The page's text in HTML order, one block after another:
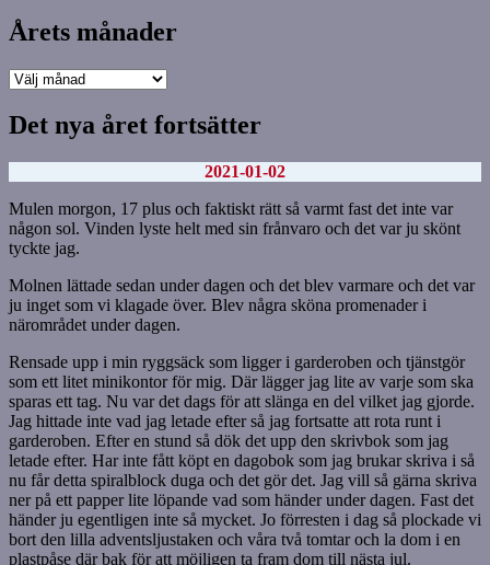
Årets månader
Årets
Det nya året fortsätter
2021-01-02
Mulen morgon, 17 plus och faktiskt rätt så varmt fast det inte var
någon sol. Vinden lyste helt med sin frånvaro och det var ju skönt
tyckte jag.
Molnen lättade sedan under dagen och det blev varmare och det var
ju inget som vi klagade över. Blev några sköna promenader i
närområdet under dagen.
Rensade upp i min ryggsäck som ligger i garderoben och tjänstgör
som ett litet minikontor för mig. Där lägger jag lite av varje som ska
sparas ett tag. Nu var det dags för att slänga en del vilket jag gjorde.
Jag hittade inte vad jag letade efter så jag fortsatte att rota runt i
garderoben. Efter en stund så dök det upp den skrivbok som jag
letade efter. Har inte fått köpt en dagobok som jag brukar skriva i så
nu får detta spiralblock duga och det gör det. Jag vill så gärna skriva
ner på ett papper lite löpande vad som händer under dagen. Fast det
händer ju egentligen inte så mycket. Jo förresten i dag så plockade vi
bort den lilla adventsljustaken och våra två tomtar och la dom i en
plastpåse där bak för att möjligen ta fram dom till nästa jul.